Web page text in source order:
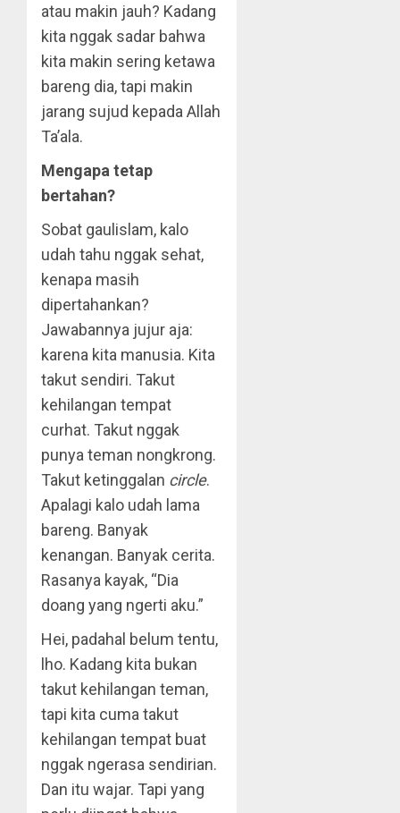
atau makin jauh? Kadang
kita nggak sadar bahwa
kita makin sering ketawa
bareng dia, tapi makin
jarang sujud kepada Allah
Ta’ala.
Mengapa tetap
bertahan?
Sobat gaulislam, kalo
udah tahu nggak sehat,
kenapa masih
dipertahankan?
Jawabannya jujur aja:
karena kita manusia. Kita
takut sendiri. Takut
kehilangan tempat
curhat. Takut nggak
punya teman nongkrong.
Takut ketinggalan circle.
Apalagi kalo udah lama
bareng. Banyak
kenangan. Banyak cerita.
Rasanya kayak, “Dia
doang yang ngerti aku.”
Hei, padahal belum tentu,
lho. Kadang kita bukan
takut kehilangan teman,
tapi kita cuma takut
kehilangan tempat buat
nggak ngerasa sendirian.
Dan itu wajar. Tapi yang